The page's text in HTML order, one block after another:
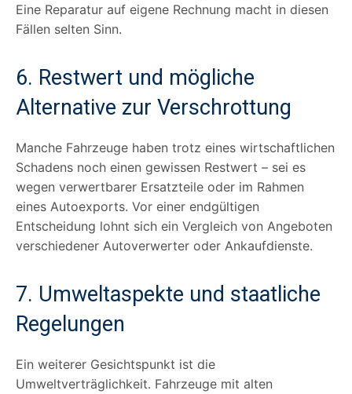
Eine Reparatur auf eigene Rechnung macht in diesen
Fällen selten Sinn.
6. Restwert und mögliche
Alternative zur Verschrottung
Manche Fahrzeuge haben trotz eines wirtschaftlichen
Schadens noch einen gewissen Restwert – sei es
wegen verwertbarer Ersatzteile oder im Rahmen
eines Autoexports. Vor einer endgültigen
Entscheidung lohnt sich ein Vergleich von Angeboten
verschiedener Autoverwerter oder Ankaufdienste.
7. Umweltaspekte und staatliche
Regelungen
Ein weiterer Gesichtspunkt ist die
Umweltverträglichkeit. Fahrzeuge mit alten